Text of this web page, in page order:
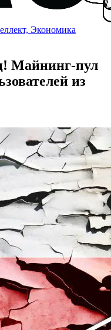
Экономика
Майнинг-пул
из